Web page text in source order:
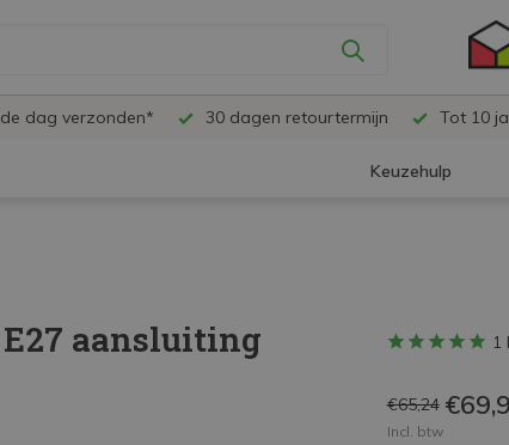
dag verzonden* 30 dagen retourtermijn Tot 10
Keuzehulp
aansluiting 1
€65,24
Incl. btw